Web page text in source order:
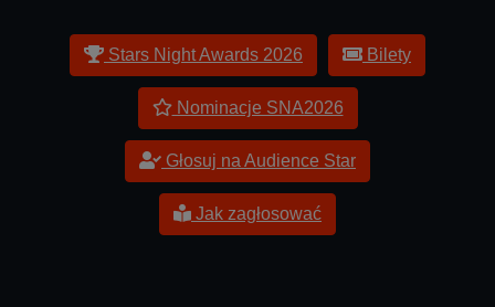
Stars Night Awards 2026 Bilety
Nominacje SNA2026
Głosuj na Audience Star
Jak zagłosować